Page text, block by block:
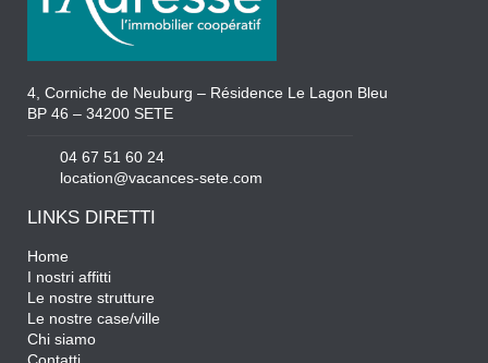
4, Corniche de Neuburg – Résidence Le Lagon Bleu
BP 46 – 34200 SETE
04 67 51 60 24
location@vacances-sete.com
LINKS DIRETTI
Home
I nostri affitti
Le nostre strutture
Le nostre case/ville
Chi siamo